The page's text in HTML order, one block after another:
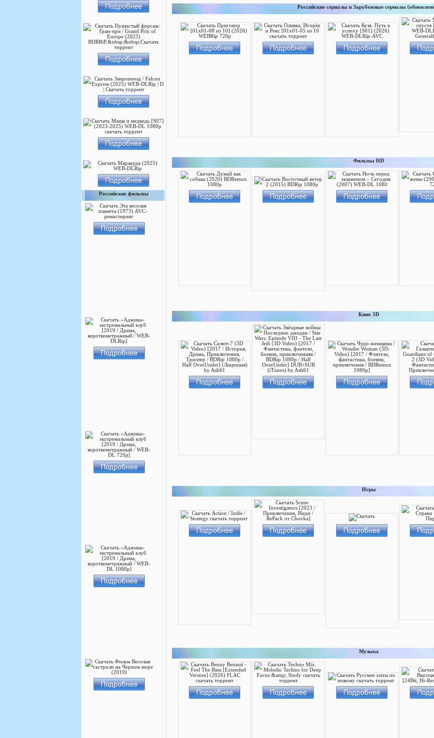
Российские фильмы
Российские сериалы и Зарубежные сериалы
Фильмы HD
Кино 3D
Игры
Музыка